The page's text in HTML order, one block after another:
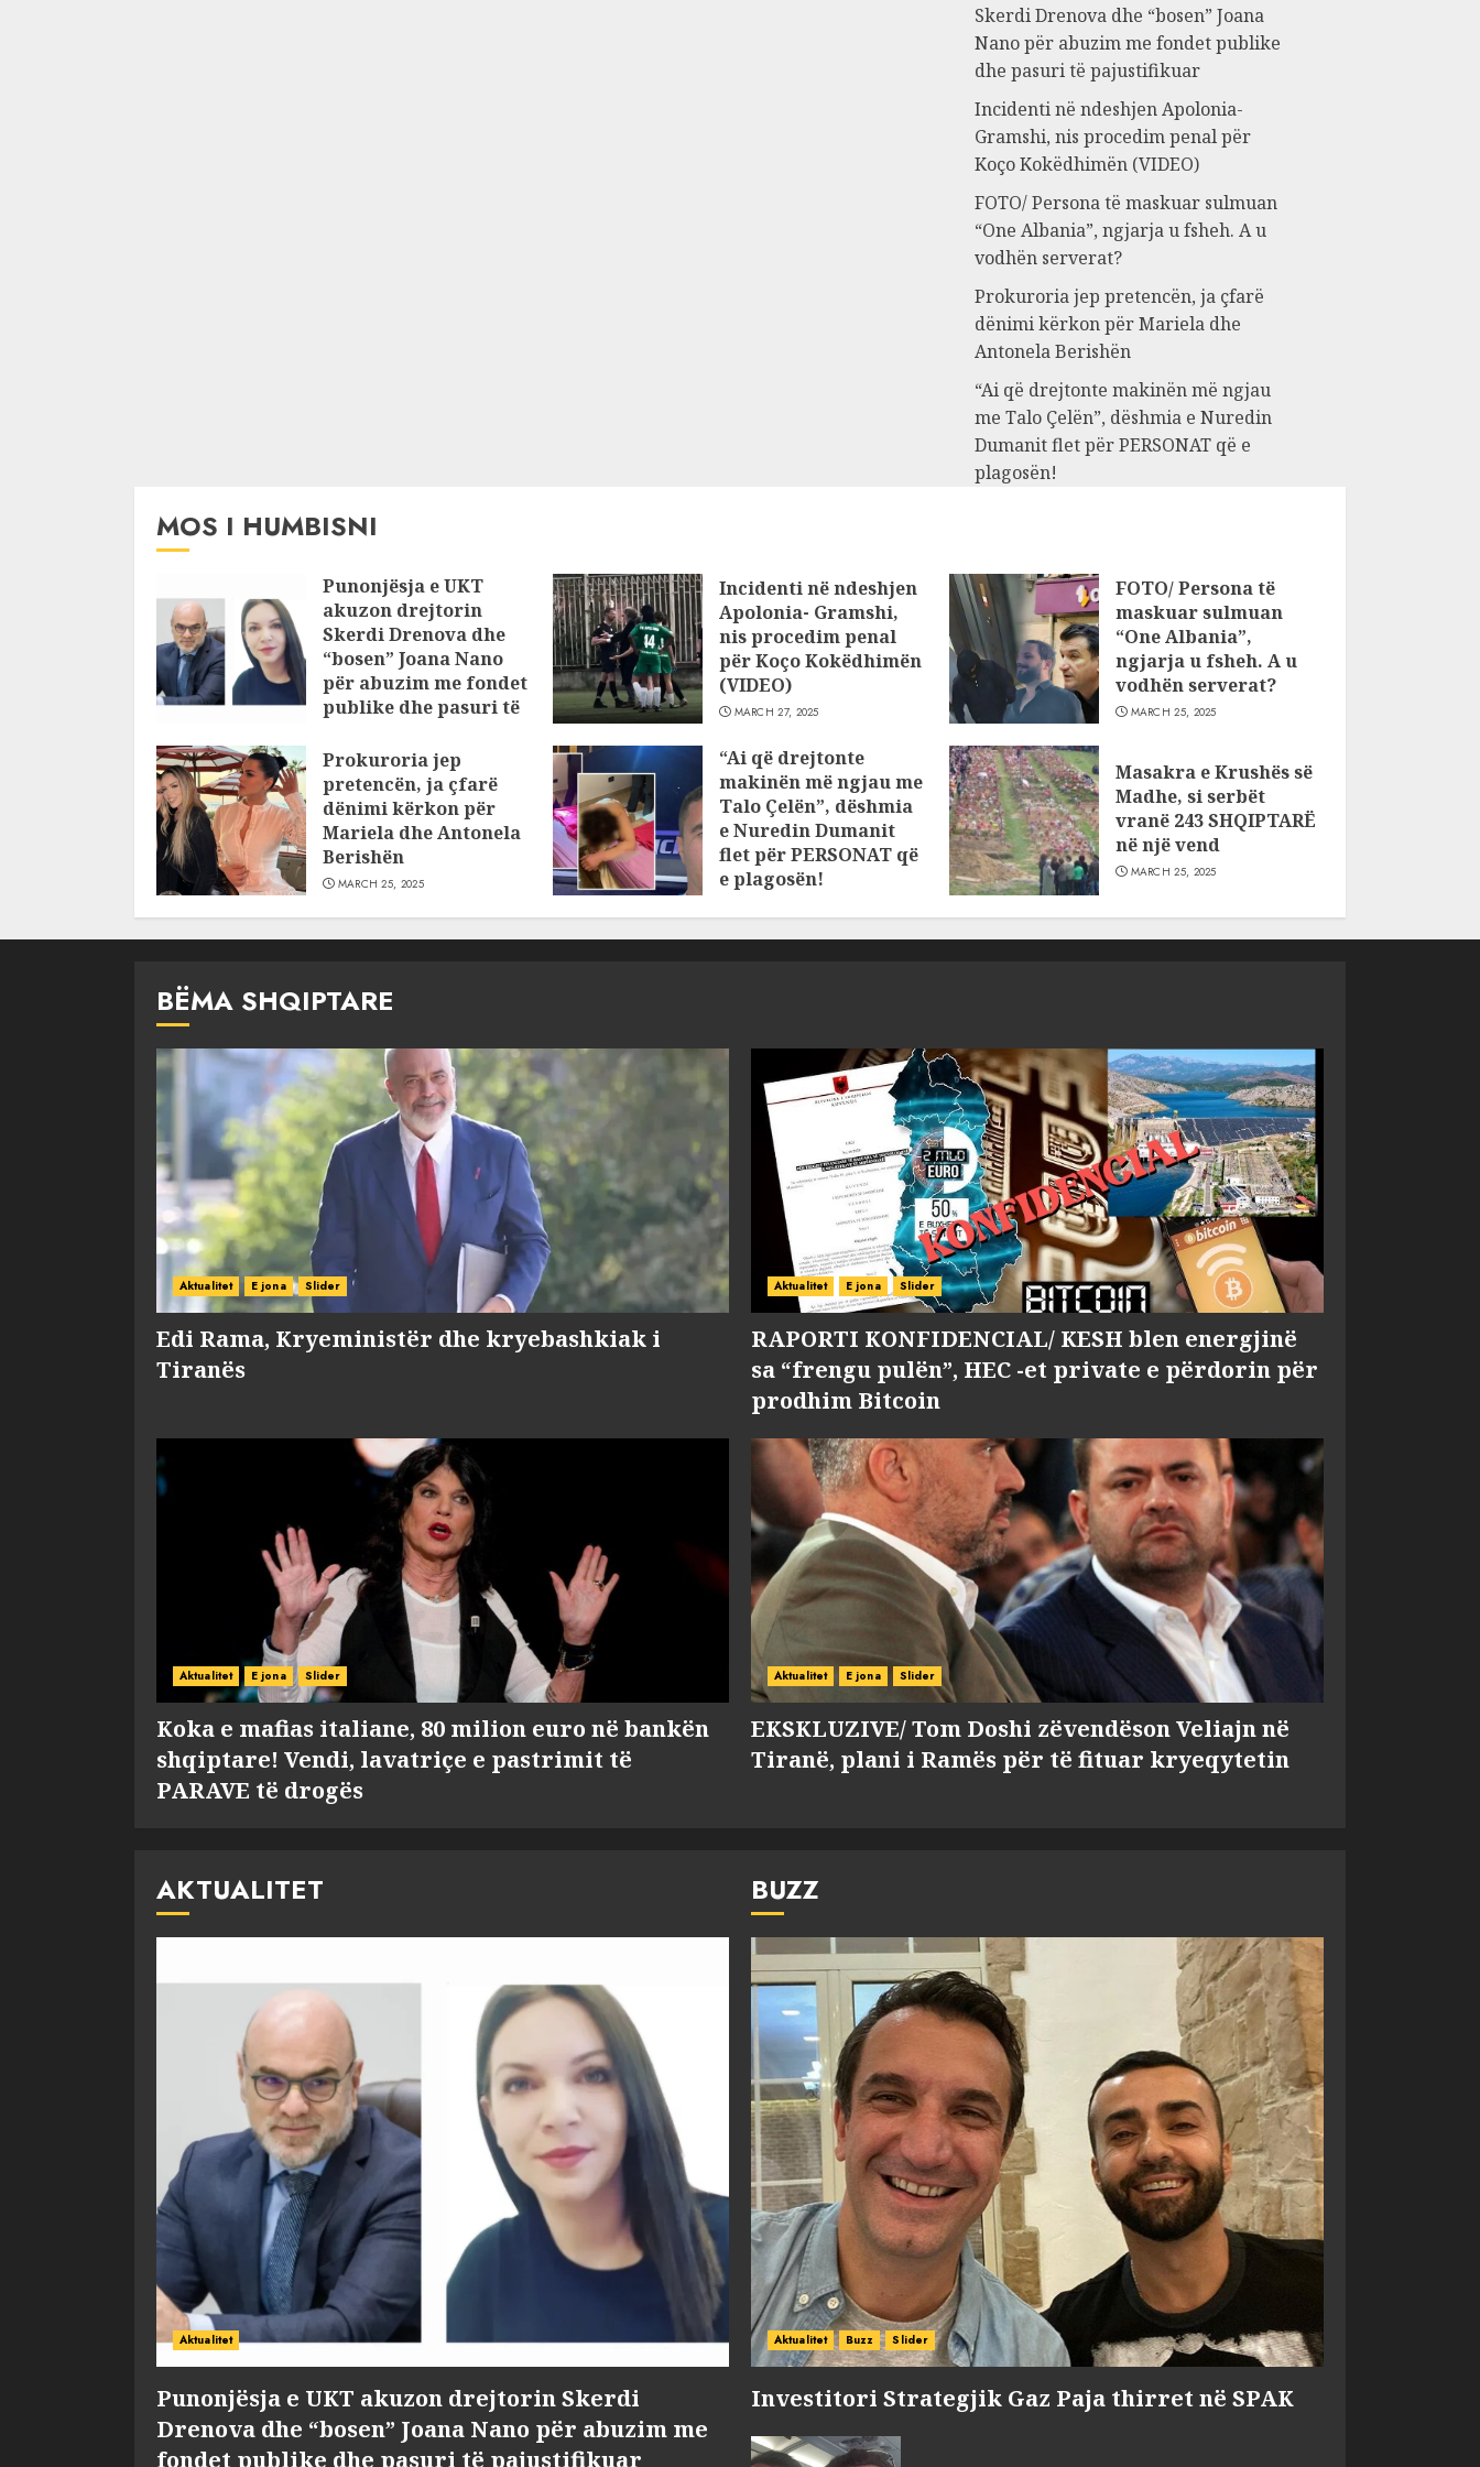
Skerdi Drenova dhe “bosen” Joana
Nano për abuzim me fondet publike
dhe pasuri të pajustifikuar
Incidenti në ndeshjen Apolonia-
Gramshi, nis procedim penal për
Koço Kokëdhimën (VIDEO)
FOTO/ Persona të maskuar sulmuan
“One Albania”, ngjarja u fsheh. A u
vodhën serverat?
Prokuroria jep pretencën, ja çfarë
dënimi kërkon për Mariela dhe
Antonela Berishën
“Ai që drejtonte makinën më ngjau
me Talo Çelën”, dëshmia e Nuredin
Dumanit flet për PERSONAT që e
plagosën!
MOS I HUMBISNI
Punonjësja e UKT
akuzon drejtorin
Skerdi Drenova dhe
“bosen” Joana Nano
për abuzim me fondet
publike dhe pasuri të
JULY 24, 2025
Incidenti në ndeshjen
Apolonia- Gramshi,
nis procedim penal
për Koço Kokëdhimën
(VIDEO)
MARCH 27, 2025
FOTO/ Persona të
maskuar sulmuan
“One Albania”,
ngjarja u fsheh. A u
vodhën serverat?
MARCH 25, 2025
Prokuroria jep
pretencën, ja çfarë
dënimi kërkon për
Mariela dhe Antonela
Berishën
MARCH 25, 2025
“Ai që drejtonte
makinën më ngjau me
Talo Çelën”, dëshmia
e Nuredin Dumanit
flet për PERSONAT që
e plagosën!
Masakra e Krushës së
Madhe, si serbët
vranë 243 SHQIPTARË
në një vend
MARCH 25, 2025
BËMA SHQIPTARE
Aktualitet E jona Slider
Edi Rama, Kryeministër dhe kryebashkiak i
Tiranës
Aktualitet E jona Slider
RAPORTI KONFIDENCIAL/ KESH blen energjinë
sa “frengu pulën”, HEC -et private e përdorin për
prodhim Bitcoin
Aktualitet E jona Slider
Koka e mafias italiane, 80 milion euro në bankën
shqiptare! Vendi, lavatriçe e pastrimit të
PARAVE të drogës
Aktualitet E jona Slider
EKSKLUZIVE/ Tom Doshi zëvendëson Veliajn në
Tiranë, plani i Ramës për të fituar kryeqytetin
AKTUALITET
Aktualitet
Punonjësja e UKT akuzon drejtorin Skerdi
Drenova dhe “bosen” Joana Nano për abuzim me
fondet publike dhe pasuri të pajustifikuar
BUZZ
Aktualitet Buzz Slider
Investitori Strategjik Gaz Paja thirret në SPAK